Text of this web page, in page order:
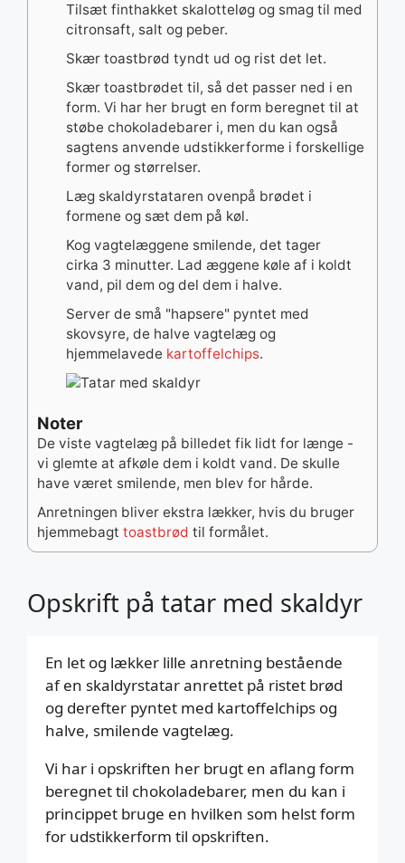
Opskrift på tatar med skaldyr
En let og lækker lille anretning bestående
af en skaldyrstatar anrettet på ristet brød
og derefter pyntet med kartoffelchips og
halve, smilende vagtelæg.
Vi har i opskriften her brugt en aflang form
beregnet til chokoladebarer, men du kan i
princippet bruge en hvilken som helst form
for udstikkerform til opskriften.
Tilsæt finthakket skalotteløg og smag til med
citronsaft, salt og peber.
Skær toastbrød tyndt ud og rist det let.
Skær toastbrødet til, så det passer ned i en
form. Vi har her brugt en form beregnet til at
støbe chokoladebarer i, men du kan også
sagtens anvende udstikkerforme i forskellige
former og størrelser.
Læg skaldyrstataren ovenpå brødet i
formene og sæt dem på køl.
Kog vagtelæggene smilende, det tager
cirka 3 minutter. Lad æggene køle af i koldt
vand, pil dem og del dem i halve.
Server de små "hapsere" pyntet med
skovsyre, de halve vagtelæg og
hjemmelavede kartoffelchips.
Noter
De viste vagtelæg på billedet fik lidt for længe -
vi glemte at afkøle dem i koldt vand. De skulle
have været smilende, men blev for hårde.
Anretningen bliver ekstra lækker, hvis du bruger
hjemmebagt toastbrød til formålet.